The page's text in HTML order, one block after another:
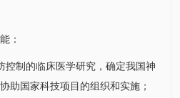
：
控制的临床医学研究，确定我国神
助国家科技项目的组织和实施；